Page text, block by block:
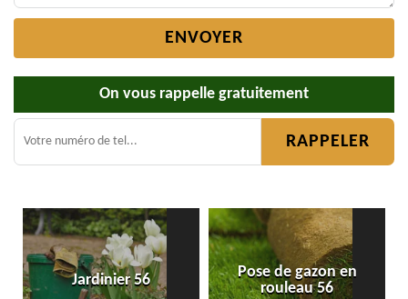
On vous rappelle gratuitement
Jardinier 56
Pose de gazon en
rouleau 56